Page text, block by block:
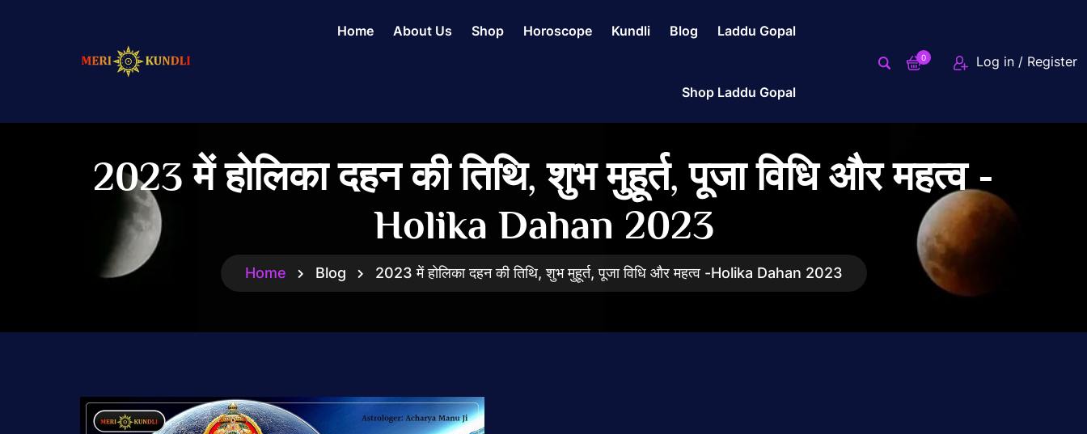
Home About Us Shop Horoscope Kundli Blog Laddu Gopal
Shop Laddu Gopal
0 Log in / Register
2023 में होलिका दहन की तिथि, शुभ मुहूर्त, पूजा विधि और महत्व -
Holika Dahan 2023
Home Blog 2023 में होलिका दहन की तिथि, शुभ मुहूर्त, पूजा विधि और महत्व -Holika Dahan 2023